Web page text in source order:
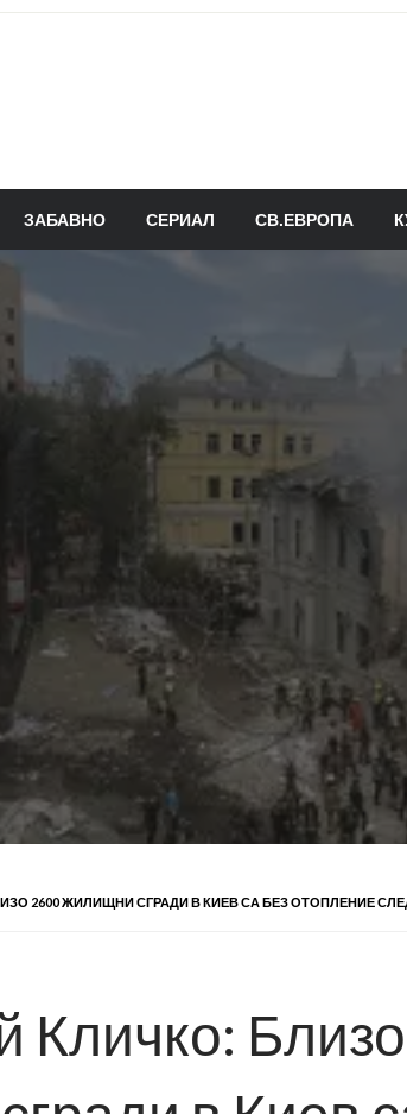
ЗАБАВНО СЕРИАЛ СВ.ЕВРОПА
2600 ЖИЛИЩНИ СГРАДИ В КИЕВ СА БЕЗ ОТОПЛЕНИЕ
Кличко: Близо